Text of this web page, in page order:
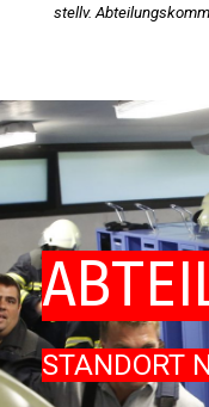
stellv.
STANDORT